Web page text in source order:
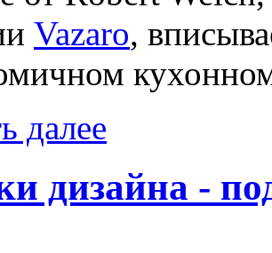
Vazaro,
далее
дизайна -